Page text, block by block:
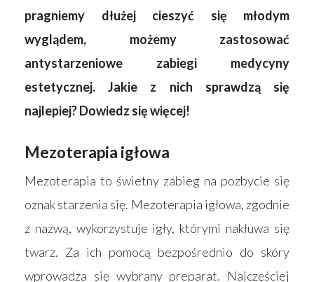
pragniemy dłużej cieszyć się młodym
wyglądem, możemy zastosować
antystarzeniowe zabiegi medycyny
estetycznej. Jakie z nich sprawdzą się
najlepiej? Dowiedz się więcej!
Mezoterapia igłowa
Mezoterapia to świetny zabieg na pozbycie się
oznak starzenia się. Mezoterapia igłowa, zgodnie
z nazwą, wykorzystuje igły, którymi nakłuwa się
twarz. Za ich pomocą bezpośrednio do skóry
wprowadza się wybrany preparat. Najczęściej